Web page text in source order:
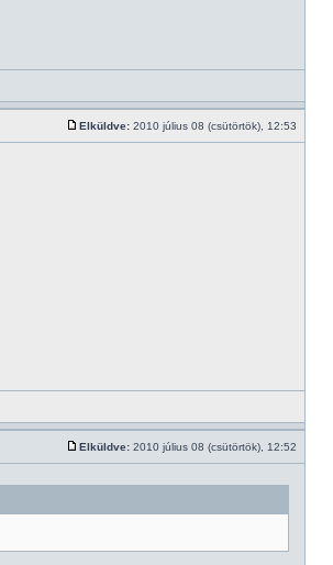
Elküldve: 2010 július 08 (csütörtök), 12:53
Elküldve: 2010 július 08 (csütörtök), 12:52